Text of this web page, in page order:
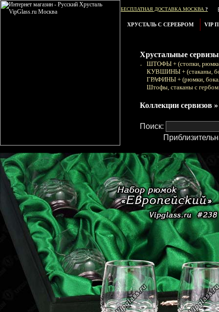
БЕСПЛАТНАЯ ДОСТАВКА МОСКВА ?
ХРУСТАЛЬ С СЕРЕБРОМ VIP
Хрустальные
ШТОФЫ + (стопки,
КУВШИНЫ + (стаканы,
ГРАФИНЫ + (рюмки,
Штофы, стаканы с
Коллекции сервизов »
Поиск: